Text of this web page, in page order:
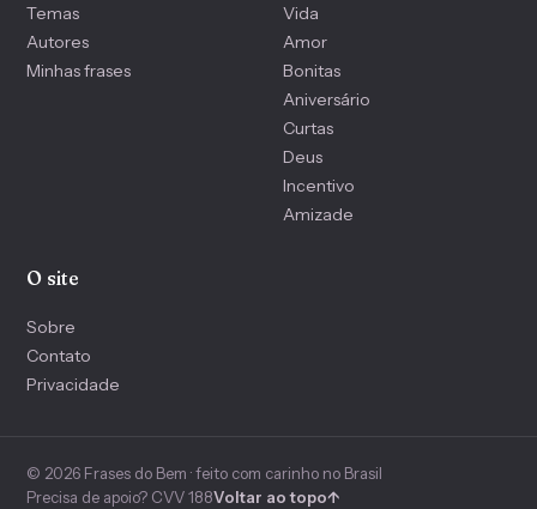
Temas
Autores
Minhas frases
Vida
Amor
Bonitas
Aniversário
Curtas
Deus
Incentivo
Amizade
O site
Sobre
Contato
Privacidade
© 2026 Frases do Bem · feito com carinho no Brasil
Precisa de apoio? CVV 188Voltar ao topo↑